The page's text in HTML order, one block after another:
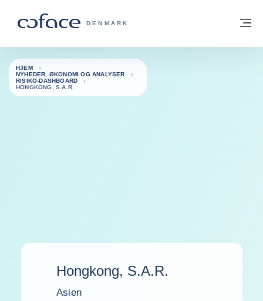
COFACE FOR TRADE - GRUPPENS
DENMARK
Tilbage til hjemmesiden
HJEM
NYHEDER, ØKONOMI OG ANALYSER
RISIKO-DASHBOARD
HONGKONG, S.A.R.
Hongkong, S.A.R.
Asien